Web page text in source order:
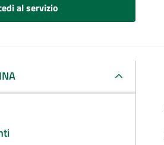
al servizio